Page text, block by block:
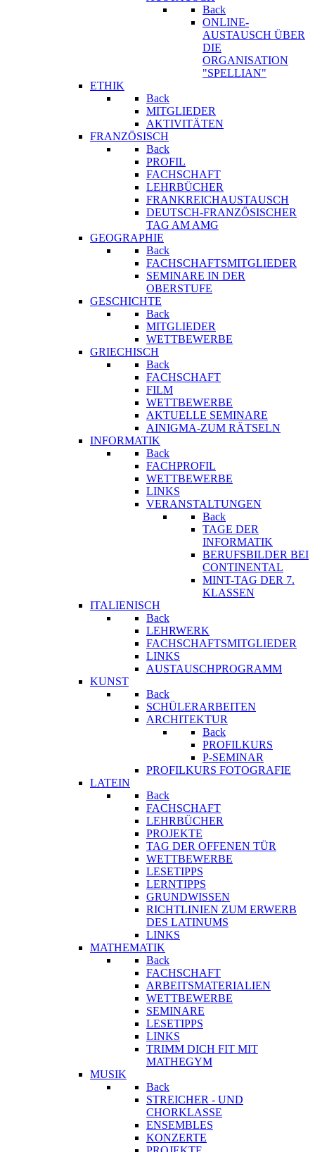
Back
ONLINE-
AUSTAUSCH ÜBER
DIE
ORGANISATION
"SPELLIAN"
ETHIK
Back
MITGLIEDER
AKTIVITÄTEN
FRANZÖSISCH
Back
PROFIL
FACHSCHAFT
LEHRBÜCHER
FRANKREICHAUSTAUSCH
DEUTSCH-FRANZÖSISCHER
TAG AM AMG
GEOGRAPHIE
Back
FACHSCHAFTSMITGLIEDER
SEMINARE IN DER
OBERSTUFE
GESCHICHTE
Back
MITGLIEDER
WETTBEWERBE
GRIECHISCH
Back
FACHSCHAFT
FILM
WETTBEWERBE
AKTUELLE SEMINARE
AINIGMA-ZUM RÄTSELN
INFORMATIK
Back
FACHPROFIL
WETTBEWERBE
LINKS
VERANSTALTUNGEN
Back
TAGE DER
INFORMATIK
BERUFSBILDER BEI
CONTINENTAL
MINT-TAG DER 7.
KLASSEN
ITALIENISCH
Back
LEHRWERK
FACHSCHAFTSMITGLIEDER
LINKS
AUSTAUSCHPROGRAMM
KUNST
Back
SCHÜLERARBEITEN
ARCHITEKTUR
Back
PROFILKURS
P-SEMINAR
PROFILKURS FOTOGRAFIE
LATEIN
Back
FACHSCHAFT
LEHRBÜCHER
PROJEKTE
TAG DER OFFENEN TÜR
WETTBEWERBE
LESETIPPS
LERNTIPPS
GRUNDWISSEN
RICHTLINIEN ZUM ERWERB
DES LATINUMS
LINKS
MATHEMATIK
Back
FACHSCHAFT
ARBEITSMATERIALIEN
WETTBEWERBE
SEMINARE
LESETIPPS
LINKS
TRIMM DICH FIT MIT
MATHEGYM
MUSIK
Back
STREICHER - UND
CHORKLASSE
ENSEMBLES
KONZERTE